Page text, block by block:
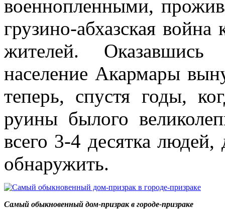
военнопленными,
грузино-абхазская
жителей.
население Акармары
теперь, спустя годы,
руины былого
всего 3-4 десятка
обнаружить.
Самый обыкновенный дом-призрак в городе-призраке